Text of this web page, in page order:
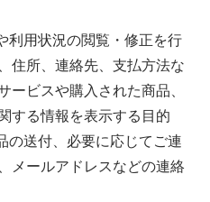
利用状況の閲覧・修正を行
住所、連絡先、支払方法な
ービスや購入された商品、
する情報を表示する目的
の送付、必要に応じてご連
メールアドレスなどの連絡